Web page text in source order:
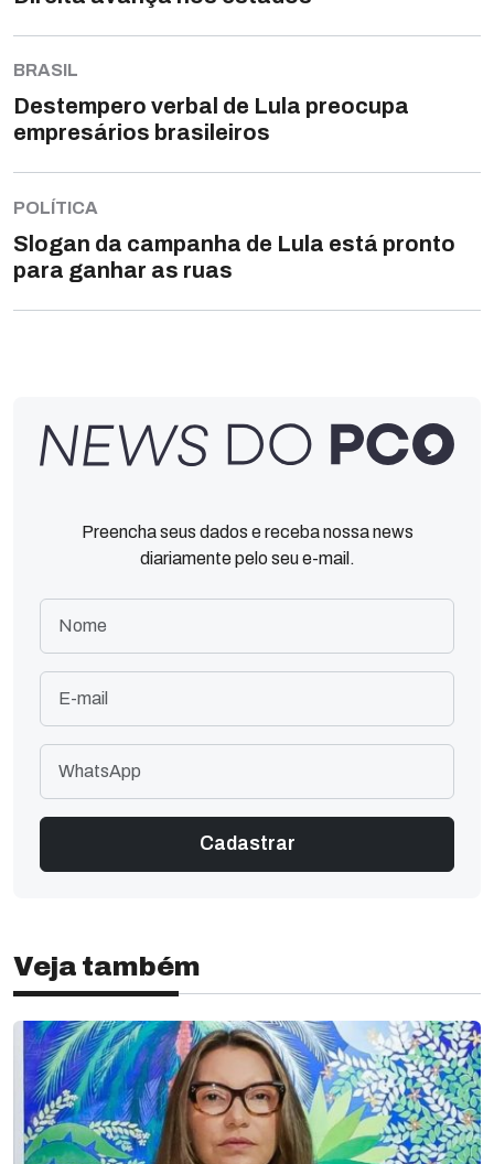
BRASIL
Destempero verbal de Lula preocupa
empresários brasileiros
POLÍTICA
Slogan da campanha de Lula está pronto
para ganhar as ruas
Preencha seus dados e receba nossa news
diariamente pelo seu e-mail.
Veja também